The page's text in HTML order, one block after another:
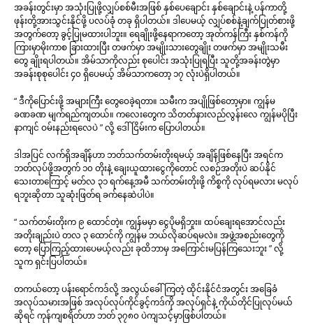
အခန်းတွင်းမှာ အသုံးပြုဖို့လျှပ်စစ်မီးအဖြစ် နှစ်ပေချောင်း နှစ်ချောင်းနဲ့ ပန်ကာတို့
ဖုန်းတို့အားသွင်းနိုင်ဖို့ ပလပ်ခုံ တခု ရှိပါတယ်။ ဒါပေမယ့် လျှပ်စစ်နဲ့ချက်ပြုတ်စားဖို့
အတွက်တော့ ခွင့်ပြုမထားပါဘူး။ ရေချိုးဖို့နေရာကတော့ အုတ်ကန်ကြီး နှစ်ကန်ကို
ကြားမှာမိုးကာစ ခြားထားပြီး တဖက်မှာ အမျိုးသားတွေချိုး တဖက်မှာ အမျိုးသမီး
တွေ ချိုးရပါတယ်။ အိမ်သာကိုလည်း စုပေါင်း အသုံးပြုရပြီး သူတို့အခန်းတွဲမှာ
အခန်းစုစုပေါင်း ၄၀ ရှိပေမယ့် အိမ်သာကတော့ ၁၇ လုံးပဲရှိပါတယ်။
“ ဒီကိုပြောင်းဖို့ အများကြီး တွေဝေခဲ့ရတာ။ သမီးက အပျိုဖြစ်တော့မှာ။ ကျွန်မ
ခဏခဏ မျက်ရည်ကျတယ်။ ကလေးတွေက သိတတ်နားလည်လွန်းလေ ကျွန်မပိုပြီး
နာကျင် ဝမ်းနည်းရလေပဲ ” လို့ ဒေါ်ငြိမ်းက ပြောပါတယ်။
ဒါအပြင် လက်ရှိအချိန်ဟာ ဘတ်သက်တမ်းတိုးရမယ့် အချိန်ဖြစ်နေပြီး အရင်က
ဘတ်လုပ်ဖို့အတွက် ၁၀ တိုးနဲ့ ချေးယူထားငွေကိုတောင် လစဉ်အတိုးပဲ ဆပ်နိုင်
သေးတာကြောင့် မတ်လ ၃၁ ရက်နေ့အမီ သက်တမ်းတိုးဖို့ ကိစ္စကို လုပ်ရမလား မလုပ်
ရဘူးဆိုတာ သူဆုံးဖြတ်ရ ခက်နေဆဲပါပဲ။
“ သက်တမ်းတိုးက ၉ ထောင်တဲ့။ ကျွန်မမှာ ငွေပိုမရှိဘူး။ ထပ်ချေးရအောင်လည်း
အတိုးချည်းပဲ တလ ၃ ထောင်ကို ကျွန်မ ဘယ်လိုဆပ်ရမလဲ။ အဖွဲ့အစည်းတွေကို
တော့ ပြောကြည့်ထားပေမယ့်လည်း ခုထိဘာမှ အကြောင်းမပြန်ကြသေးဘူး ” လို့
သူက ရှင်းပြပါတယ်။
တကယ်တော့ ပန်းရောင်ကဒ်လို့ အလွယ်ခေါ်ကြတဲ့ ထိုင်းနိုင်ငံအတွင်း အခြေခံ
အလုပ်သမားအဖြစ် အလုပ်လုပ်ကိုင်ခွင့်ကဒ်ကို အလုပ်ရှင်နဲ့ ကိုယ်တိုင်ပြုလုပ်မယ်
ဆိုရင် ကုန်ကျစရိတ်ဟာ ဘတ် ၃၇၈၀ ပဲကျသင့်မှာဖြစ်ပါတယ်။